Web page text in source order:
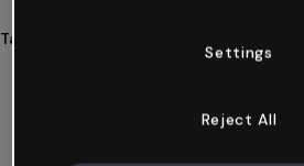
Tags
inicorni
Settings
Reject All